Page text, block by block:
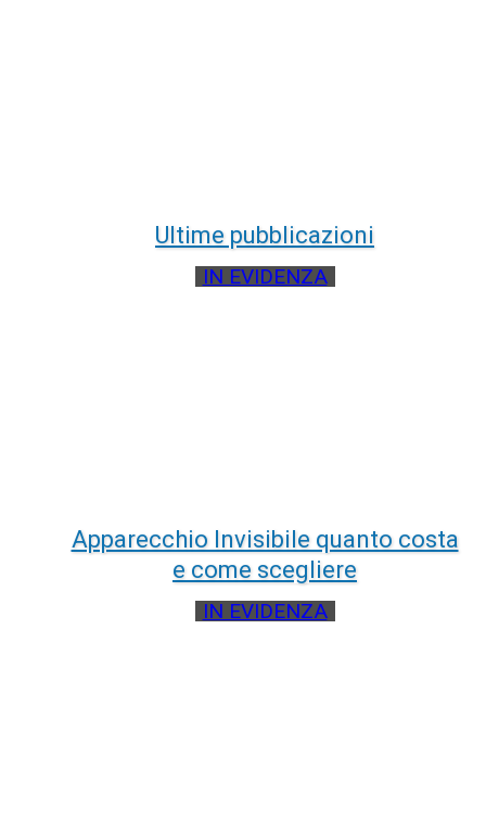
Ultime pubblicazioni
IN EVIDENZA
Apparecchio Invisibile quanto costa
e come scegliere
IN EVIDENZA